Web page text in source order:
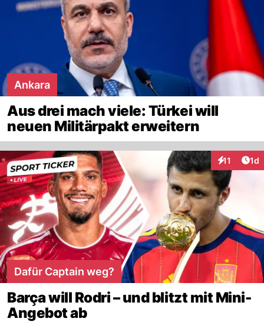
Ankara
Aus drei mach viele: Türkei will
neuen Militärpakt erweitern
11 1d
Dafür Captain weg?
Barça will Rodri – und blitzt mit Mini-
Angebot ab